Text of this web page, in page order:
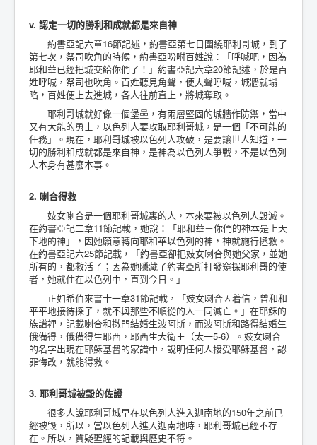
v. 認定一切的勝利和成就都是來自神
約書亞記六章16節記述，約書亞第七日圍繞耶利哥城，到了
第七次，祭司吹角的時候，約書亞吩咐百姓說：「呼喊吧，因為
耶和華已經把城交給你們了！」約書亞記六章20節記述，於是百
姓呼喊，祭司也吹角。百姓聽見角聲，便大聲呼喊，城牆就塌
陷，百姓便上去進城，各人往前直上，將城奪取。
耶利哥城就好像一個堡壘，有兩層堅固的城牆作防禦，當中
又有大能的勇士，以色列人要攻取耶利哥城，是一個「不可能的
任務」。現在，耶利哥城被以色列人攻破，是要讓世人知道，一
切的勝利和成就都是來自神，是神為以色列人爭戰，不是以色列
人本身有甚麼本事。
2. 喇合得救
妓女喇合是一個耶利哥城裏的人，本來要被以色列人毁滅。
在約書亞記二章11節記載，她說：「耶和華－你們的神本是上天
下地的神」，因她願意轉向耶和華以色列的神，神就施行拯救。
在約書亞記六25節記載，「約書亞卻把妓女喇合與她父家，並她
所有的，都救活了；因為她隱藏了約書亞所打發窺探耶利哥的使
者，她就住在以色列中，直到今日。」
正如希伯來書十一章31節記載，「妓女喇合因着信，曾和和
平平地接待探子，就不與那些不順從的人一同滅亡。」在耶穌的
族譜裡，記載喇合和撒門結婚生波阿斯，而波阿斯和路得結婚生
俄備得，俄備得生耶西，耶西生大衛王（太一5-6）。妓女喇合
的名字出現在耶穌基督的家譜中，說明任何人接受耶穌基督，認
罪悔改，就能得救。
3. 耶利哥城被毁的佐證
很多人說耶利哥城早在以色列人進入迦南地的150年之前已
經被毁，所以，當以色列人進入迦南地時，耶利哥城已經不存
在。所以，質疑聖經的記載與歷史不符。